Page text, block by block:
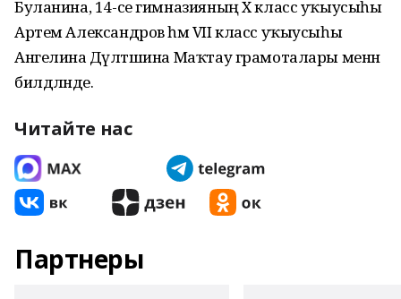
Буланина, 14-се гимназияның X класс уҡыусыһы
Артем Александров һәм VII класс уҡыусыһы
Ангелина Дәүләтшина Маҡтау грамоталары менән
билдәләнде.
Читайте нас
Партнеры